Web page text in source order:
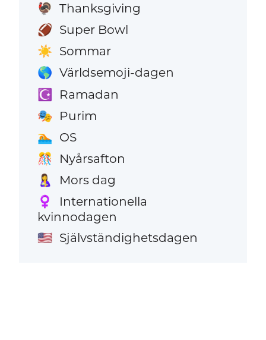
🦃 Thanksgiving
🏈 Super Bowl
☀️ Sommar
🌎 Världsemoji-dagen
☪️ Ramadan
🎭 Purim
🏊 OS
🎊 Nyårsafton
🤱 Mors dag
♀️
Internationella
kvinnodagen
🇺🇸 Självständighetsdagen